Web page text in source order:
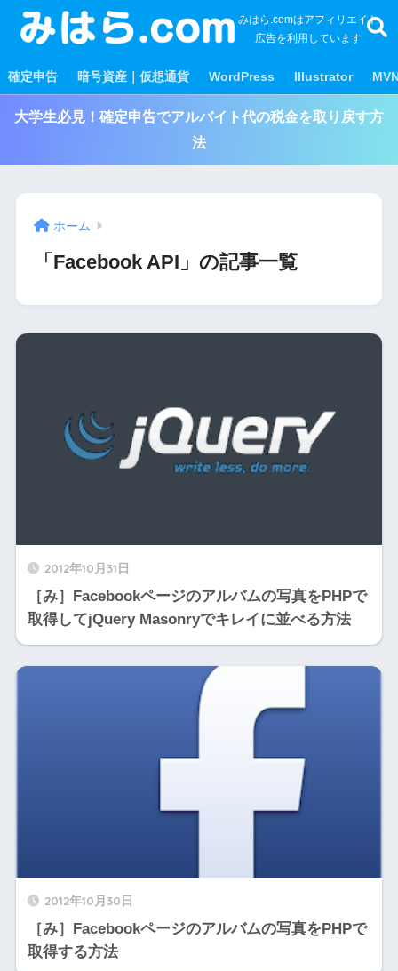
みはら.comはアフィリエイト
広告を利用しています
確定申告 暗号資産｜仮想通貨 WordPress Illustrator
大学生必見！確定申告でアルバイト代の税金を取り戻す方
法
ホーム
「Facebook API」の記事一覧
2012年10月31日
［み］Facebookページのアルバムの写真をPHPで
取得してjQuery Masonryでキレイに並べる方法
2012年10月30日
［み］Facebookページのアルバムの写真をPHPで
取得する方法